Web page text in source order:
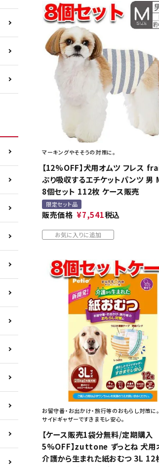
マーキングやそそうの対策に。
【12%OFF】犬用オムツ フレス
ぷり吸収するエチケットパンツ 男
8個セット 112枚 ケース販売
限定セット品
販売価格 ¥7,541税込
お気に入りに追加
お留守番・お出かけ・旅行等のおもらし対策に
サイドギャザーですきまモレ安心。
【ケース販売1袋分無料/定期購入
5%OFF】zuttone ずっとね 犬用
介護から生まれた紙おむつ 3L 12